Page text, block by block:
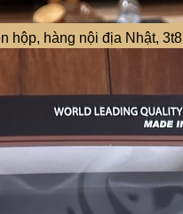
hộp, hàng nội địa Nhật, 3t8